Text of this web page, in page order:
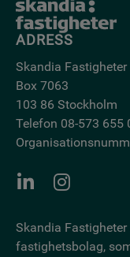
ADRESS
Skandia Fastigheter
Box 7063
103 86 Stockholm
Telefon 08-573 655
Skandia
fastighetsbo­lag,